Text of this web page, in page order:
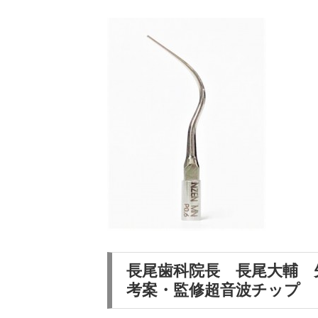
長尾歯科院長 長尾大
考案・監修超音波チップ